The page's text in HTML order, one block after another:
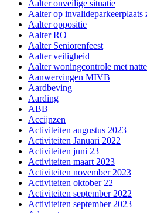
Aalter onveilige situatie
Aalter op invalideparkeerplaats
Aalter oppositie
Aalter RO
Aalter Seniorenfeest
Aalter veiligheid
Aalter woningcontrole met
Aanwervingen MIVB
Aardbeving
Aarding
ABB
Accijnzen
Activiteiten augustus 2023
Activiteiten Januari 2022
Activiteiten juni 23
Activiteiten maart 2023
Activiteiten november 2023
Activiteiten oktober 22
Activiteiten september 2022
Activiteiten september 2023